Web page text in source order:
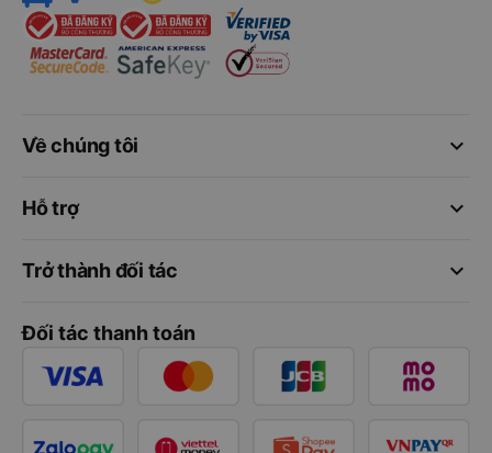
keyboard_arrow_down
Về chúng tôi
keyboard_arrow_down
Hỗ trợ
keyboard_arrow_down
Trở thành đối tác
Đối tác thanh toán